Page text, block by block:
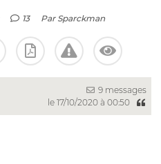
13 Par Sparckman
9 messages
le 17/10/2020 à 00:50